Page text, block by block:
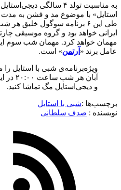
به مناسبت تولد ۴ سالگی
طی این ۶ برنامه سوگول خلیق
ایرانی خواهد بود و گروه موسیقی
مهمان خواهد کرد. مهمان شب سوم این
عامل برند « آرتمن» است.
آبان
و دیجی‌استایل مگ تماشا کنید.
برچسب‌ها :شبی با استایل
نویسنده :‌ صدف سلطانی